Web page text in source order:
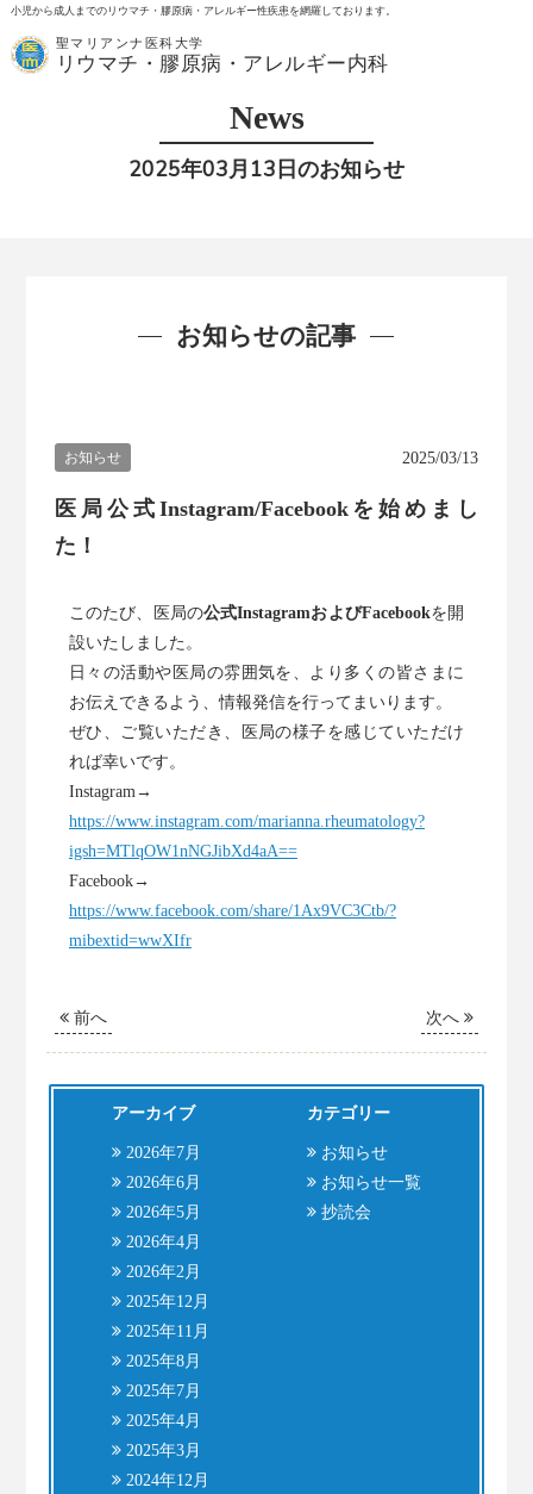
小児から成人までのリウマチ・膠原病・アレルギー性疾患を網羅しております。
聖マリアンナ医科大学
リウマチ・膠原病・アレルギー内科
News
2025年03月13日のお知らせ
お知らせの記事
医局公式Instagram/Facebookを始めまし
た！
お知らせ 2025/03/13
このたび、医局の公式InstagramおよびFacebookを開
設いたしました。
日々の活動や医局の雰囲気を、より多くの皆さまに
お伝えできるよう、情報発信を行ってまいります。
ぜひ、ご覧いただき、医局の様子を感じていただけ
れば幸いです。
Instagram→
https://www.instagram.com/marianna.rheumatology?
igsh=MTlqOW1nNGJibXd4aA==
Facebook→
https://www.facebook.com/share/1Ax9VC3Ctb/?
mibextid=wwXIfr
前へ 次へ
アーカイブ
2026年7月
2026年6月
2026年5月
2026年4月
2026年2月
2025年12月
2025年11月
2025年8月
2025年7月
2025年4月
2025年3月
2024年12月
カテゴリー
お知らせ
お知らせ一覧
抄読会
診療案内
入局・研修案内
地域・医療連携